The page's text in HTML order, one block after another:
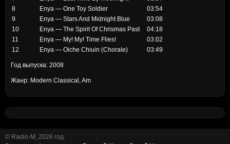
8
Enya — One Toy Soldier
03:54
9
Enya — Stars And Midnight Blue
03:08
10
Enya — The Spirit Of Chrismas Past
04:18
11
Enya — My! My! Time Flies!
03:02
12
Enya — Oiche Chiuin (Chorale) 03:49
Год выпуска: 2008
Жанр: Modern Classical, Am
© Radio-M, 2026 год.